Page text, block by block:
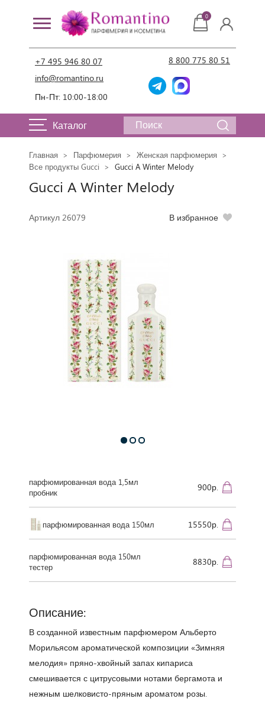
+7 495 946 80 07
info@romantino.ru
Пн-Пт: 10:00-18:00
8 800 775 80 51
0
Каталог
Главная Парфюмерия
Женская парфюмерия
Все продукты Gucci
Gucci A Winter Melody
Gucci A Winter Melody
Артикул 26079 В избранное
парфюмированная вода 1,5мл
пробник
900р.
парфюмированная вода 150мл 15550р.
парфюмированная вода 150мл
тестер
8830р.
Описание:
В созданной известным парфюмером Альберто
Морильясом ароматической композиции «Зимняя
мелодия» пряно-хвойный запах кипариса
смешивается с цитрусовыми нотами бергамота и
нежным шелковисто-пряным ароматом розы.